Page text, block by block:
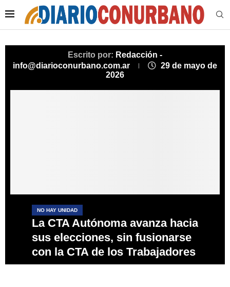
Escrito por: Redacción -
info@diarioconurbano.com.ar
29 de mayo de
2026
NO HAY UNIDAD
La CTA Autónoma avanza hacia
sus elecciones, sin fusionarse
con la CTA de los Trabajadores